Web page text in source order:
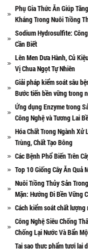
Phụ Gia Thức Ăn Giúp
Kháng Trong Nuôi Trồng
Sodium Hydrosulfite:
Cần Biết
Lên Men Dưa Hành, Củ
Vị Chua Ngọt Tự Nhiên
Giải pháp kiểm soát sâu
Bước tiến bền vững trong
Ứng dụng Enzyme trong
Công Nghệ và Tương Lai
Hóa Chất Trong Ngành Xử
Trùng, Chất Tạo Bông
Các Bệnh Phổ Biến Trên
Top 10 Giống Cây Ăn Quả
Nuôi Trồng Thủy Sản
Mặn: Hướng Đi Bền Vững
Cách kiểm soát chất
Công Nghệ Siêu Chống
Chống Lại Nước Và Bẩn
Tại sao thực phẩm tươi lại